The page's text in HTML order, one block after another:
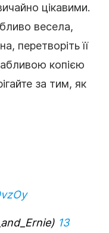
цікавими.
весела,
перетворіть її
копією
за тим, як
13